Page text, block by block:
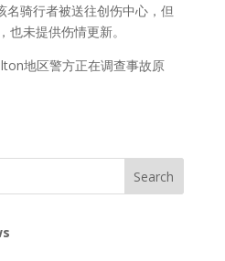
骑行者被送往创伤中心，但
也未提供伤情更新。
地区警方正在调查事故原
Search